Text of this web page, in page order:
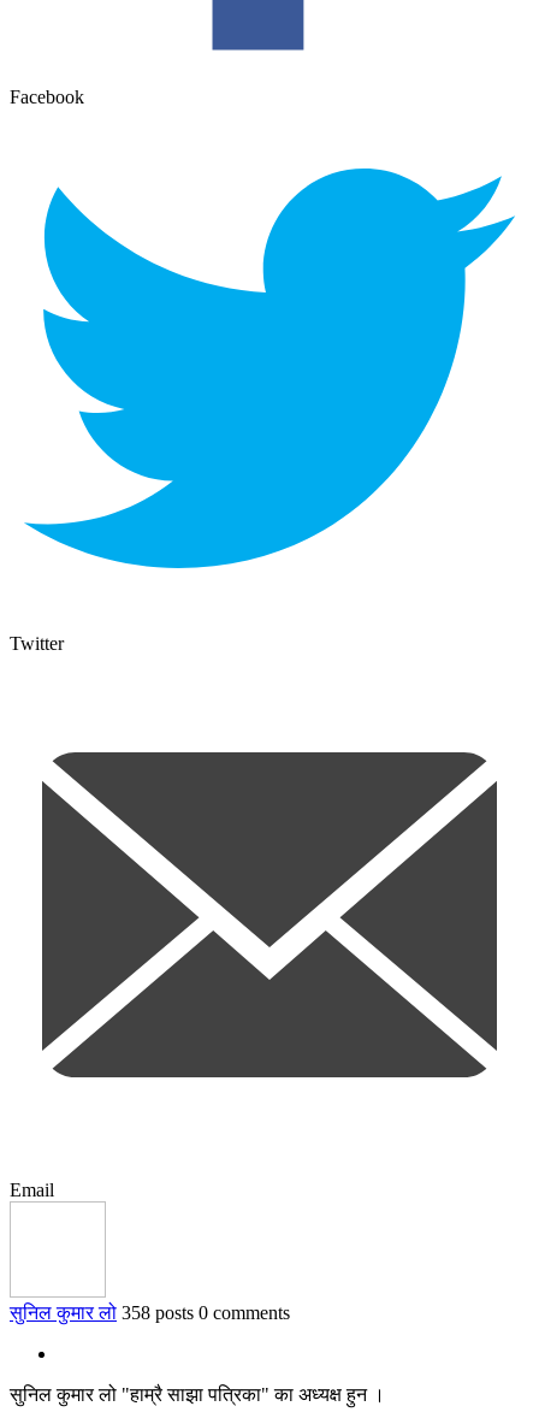
Facebook
Twitter
Email
सुनिल कुमार लो 358 posts 0 comments
सुनिल कुमार लो "हाम्रै साझा पत्रिका" का अध्यक्ष हुन ।